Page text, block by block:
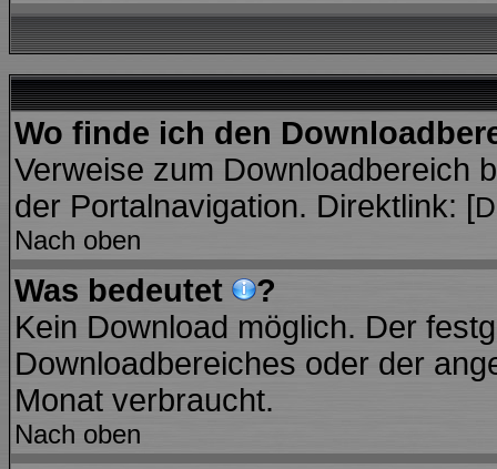
Wo finde ich den
Verweise zum Downloadbereich
der Portalnavigation. Direktlink: [
Nach oben
Was bedeutet
?
Kein Download möglich. Der
Downloadbereiches oder der
Monat verbraucht.
Nach oben